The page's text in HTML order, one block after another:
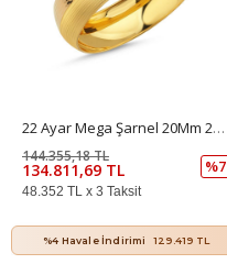
22 Ayar Mega Şarnel 20Mm 20 Gr
134.811,69 TL
144.355,18 TL
%7
48.352 TL x 3 Taksit
%4 Havale İndirimi 129.419 TL